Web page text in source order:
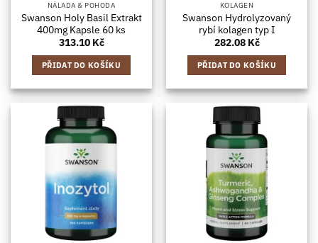
NÁLADA & POHODA
Swanson Holy Basil Extrakt
400mg Kapsle 60 ks
313.10 Kč
PŘIDAT DO KOŠÍKU
KOLAGEN
Swanson Hydrolyzovaný
rybí kolagen typ I
282.08 Kč
PŘIDAT DO KOŠÍKU